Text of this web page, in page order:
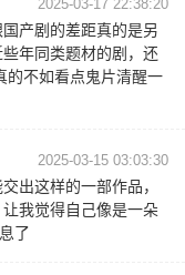
2025-03-17 22:38:20
产剧的差距真的是另
年同类题材的剧，还
的不如看点鬼片清醒一
2025-03-15 03:03:30
出这样的一部作品，
我觉得自己像是一朵
了